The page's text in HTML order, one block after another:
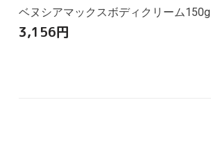
ベヌシアマックスボディクリーム150g
3,156円